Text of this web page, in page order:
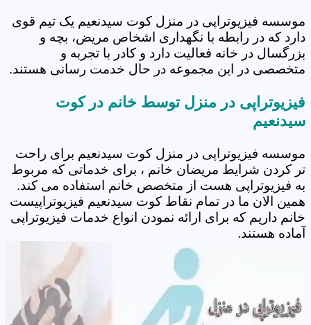
موسسه فیزیوتراپی در منزل کوت سیدنعیم یک تیم قوی
دارد که در رابطه با نگهداری اشخاص مریض، بچه و
بزرگسال در خانه فعالیت دارد و کادر با تجربه و
متخصصی در این مجموعه در حال خدمت رسانی هستند.
فیزیوتراپی در منزل توسط خانم در کوت
سیدنعیم
موسسه فیزیوتراپی در منزل کوت سیدنعیم برای راحت
تر کردن شرایط مریضان خانم ، برای خدماتی که مربوط
به فیزیوتراپی هست از متخصص خانم استفاده می کند.
همین الان ما در تمام نقاط کوت سیدنعیم فیزیوتراپیست
خانم داریم که برای ارائه نمودن انواع خدمات فیزیوتراپی
آماده هستند.